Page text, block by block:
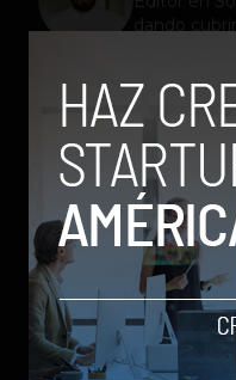
dando
Español.
Relacionados